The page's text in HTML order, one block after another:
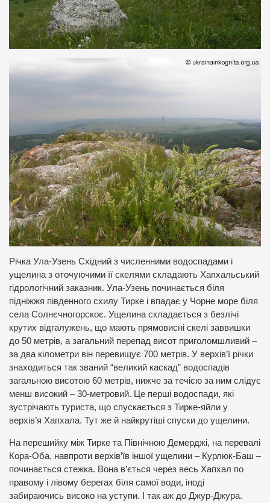
Річка Ула-Узень Східний з численними водоспадами і
ущелина з оточуючими її скелями складають Хапхальський
гідрологічний заказник. Ула-Узень починається біля
підніжжя південного схилу Тирке і впадає у Чорне море біля
села Солнєчногорскоє. Ущелина складається з безлічі
крутих відгалужень, що мають прямовисні скелі заввишки
до 50 метрів, а загальний перепад висот приголомшливий –
за два кілометри він перевищує 700 метрів. У верхів’ї річки
знаходиться так званий “великий каскад” водоспадів
загальною висотою 60 метрів, нижче за течією за ним слідує
менш високий – 30-метровий. Це перші водоспади, які
зустрічають туриста, що спускається з Тирке-яйли у
верхів’я Хапхала. Тут же й найкрутіші спуски до ущелини.
На перешийку між Тирке та Північною Демерджі, на перевалі
Кора-Оба, навпроти верхів’їв іншої ущелини – Курлюк-Баш –
починається стежка. Вона в’ється через весь Хапхал по
правому і лівому берегах біля самої води, іноді
забираючись високо на уступи. І так аж до Джур-Джура.